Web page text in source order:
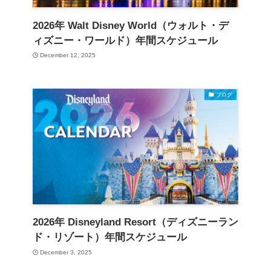
2026年 Walt Disney World（ウォルト・デ
ィズニー・ワールド）年間スケジュール
December 12, 2025
ブログ
2026年 Disneyland Resort（ディズニーラン
ド・リゾート）年間スケジュール
December 3, 2025